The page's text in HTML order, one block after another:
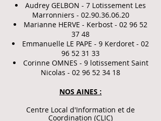
Audrey GELBON - 7 Lotissement Les
Marronniers - 02.90.36.06.20
Marianne HERVE - Kerbost - 02 96 52
37 48
Emmanuelle LE PAPE - 9 Kerdoret - 02
96 52 31 33
Corinne OMNES - 9 lotissement Saint
Nicolas - 02 96 52 34 18
NOS AINES :
Centre Local d'Information et de
Coordination (CLIC)